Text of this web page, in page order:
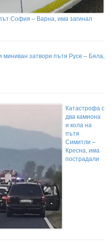
София – Варна, има загинал
затвори пътя Русе – Бяла,
Катастрофа с
два камиона
и кола на
пътя
Симитли –
Кресна, има
пострадали